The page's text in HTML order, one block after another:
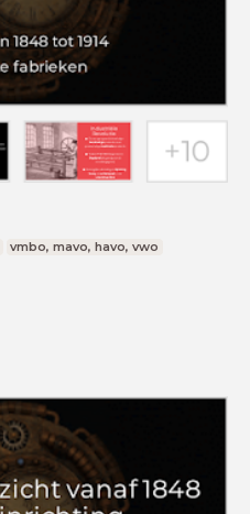
vmbo, mavo, havo, vwo